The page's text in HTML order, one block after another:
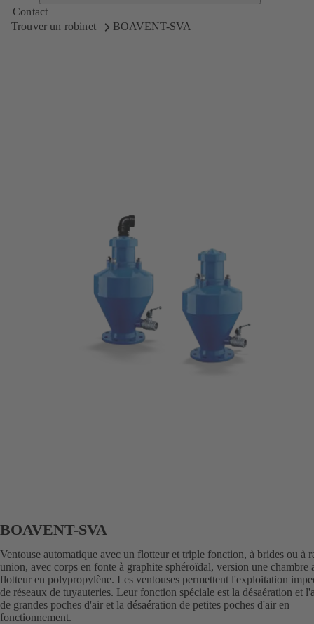
Contact
Trouver un robinet
BOAVENT-SVA
BOAVENT-SVA
Ventouse automatique avec un flotteur et triple fonction, à brides ou à
union, avec corps en fonte à graphite sphéroïdal, version une chambre
flotteur en polypropylène. Les ventouses permettent l'exploitation
de réseaux de tuyauteries. Leur fonction spéciale est la désaération et
de grandes poches d'air et la désaération de petites poches d'air en
fonctionnement.